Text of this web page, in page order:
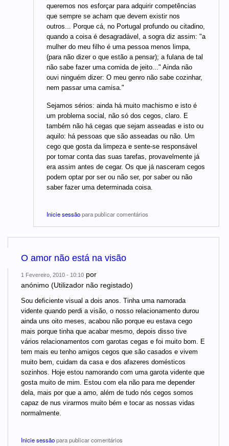
queremos nos esforçar para adquirir competências
que sempre se acham que devem existir nos
outros... Porque cá, no Portugal profundo ou citadino,
quando a coisa é desagradável, a sogra diz assim: "a
mulher do meu filho é uma pessoa menos limpa,
(para não dizer o que estão a pensar); a fulana de tal
não sabe fazer uma comida de jeito..." Ainda não
ouvi ninguém dizer: O meu genro não sabe cozinhar,
nem passar uma camisa."
Sejamos sérios: ainda há muito machismo e isto é
um problema social, não só dos cegos, claro. E
também não há cegas que sejam asseadas e isto ou
aquilo: há pessoas que são asseadas ou não. Um
cego que gosta da limpeza e sente-se responsável
por tomar conta das suas tarefas, provavelmente já
era assim antes de cegar. Os que já nasceram cegos
podem optar por ser ou não ser, por saber ou não
saber fazer uma determinada coisa.
Inicie sessãopara publicar comentários
O amor não está na visão
1 Fevereiro, 2010 - 10:10 por
anónimo (Utilizador não registado)
Sou deficiente visual a dois anos. Tinha uma namorada
vidente quando perdi a visão, o nosso relacionamento durou
ainda uns oito meses, acabou não porque eu estava cego
mais porque tinha que acabar mesmo, depois disso tive
vários relacionamentos com garotas cegas e foi muito bom. E
tem mais eu tenho amigos cegos que são casados e vivem
muito bem, cuidam da casa e dos afazeres domésticos
sozinhos. Hoje estou namorando com uma garota vidente que
gosta muito de mim. Estou com ela não para me depender
dela, mais por que a amo, além de tudo nós cegos somos
capaz de nus virarmos muito bém e tocar as nossas vidas
normalmente.
Inicie sessãopara publicar comentários